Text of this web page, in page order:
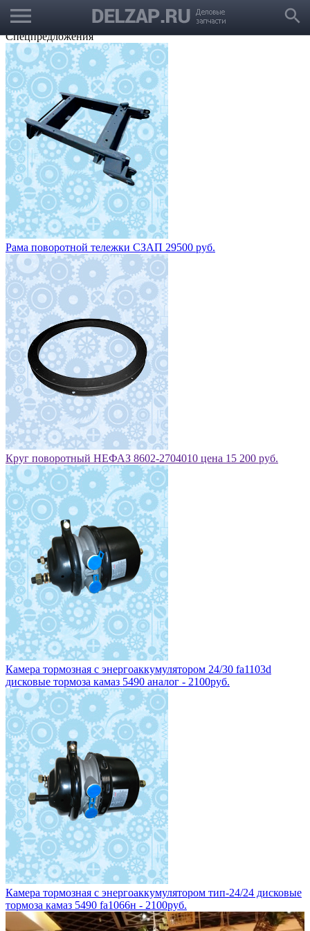
menu search
Выбрать город
Корзина
Заказать звонок
Спецпредложения
Рама поворотной тележки СЗАП 29500 руб.
Круг поворотный НЕФАЗ 8602-2704010 цена 15 200 руб.
Камера тормозная с энергоаккумулятором 24/30 fa1103d
дисковые тормоза камаз 5490 аналог - 2100руб.
Камера тормозная с энергоаккумулятором тип-24/24 дисковые
тормоза камаз 5490 fa1066н - 2100руб.